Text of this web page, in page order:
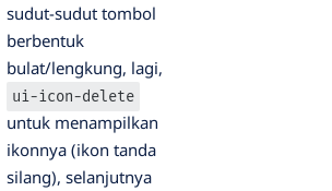
sudut-sudut tombol
berbentuk
bulat/lengkung, lagi,
ui-icon-delete
untuk menampilkan
ikonnya (ikon tanda
silang), selanjutnya